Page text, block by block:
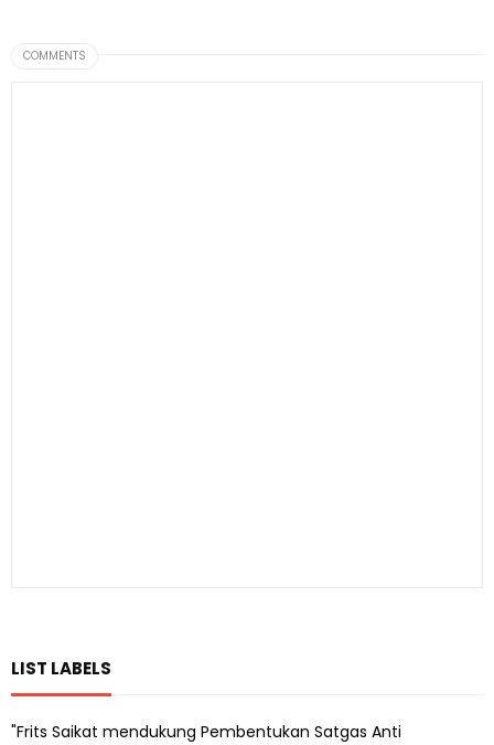
COMMENTS
LIST LABELS
"Frits Saikat mendukung Pembentukan Satgas Anti